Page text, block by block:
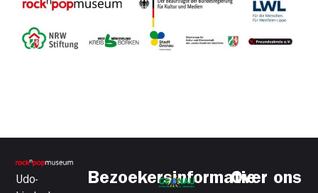
Udo-
BezoekersinformatieOver ons